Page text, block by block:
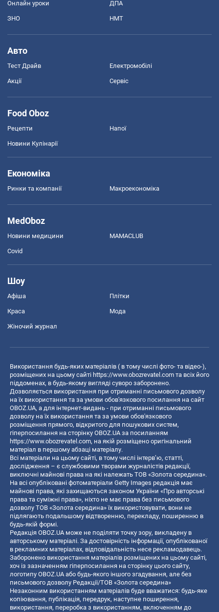
Онлайн уроки ДПА
ЗНО НМТ
Авто
Тест Драйв Електромобілі
Акції Сервіс
Food Oboz
Рецепти Напої
Новини Кулінарії
Економіка
Ринки та компанії Макроекономіка
MedOboz
Новини медицини MAMACLUB
Covid
Шоу
Афіша Плітки
Краса Мода
Жіночий журнал
Використання будь-яких матеріалів ( в тому числі фото- та відео-),
розміщених на цьому сайті https://www.obozrevatel.com та всіх його
піддоменах, в будь-якому вигляді суворо заборонено.
Дозволяється використання при отриманні письмового дозволу
на їх використання та за умови обов'язкового посилання на сайт
OBOZ.UA, а для інтернет-видань - при отриманні письмового
дозволу на їх використання та за умови обов'язкового
розміщення прямого, відкритого для пошукових систем,
гіперпосилання на сторінку OBOZ.UA за посиланням
https://www.obozrevatel.com, на якій розміщено оригінальний
матеріал в першому абзаці матеріалу.
Всі матеріали на цьому сайті, в тому числі інтерв’ю, статті,
дослідження – є службовими творами журналістів редакції,
виключні майнові права на які належать ТОВ «Золота середина».
На всі опубліковані фотоматеріали Getty Images редакція має
майнові права, які захищаються законом України «Про авторські
права та суміжні права», ніхто не має права без письмового
дозволу ТОВ «Золота середина» їх використовувати, вони не
підлягають подальшому відтворенню, перекладу, поширенню в
будь-якій формі.
Редакція OBOZ.UA може не поділяти точку зору, викладену в
авторському матеріалі. За достовірність інформації, опублікованої
в рекламних матеріалах, відповідальність несе рекламодавець.
Заборонено використання матеріалів розміщених на цьому сайті,
хоч із зазначенням гіперпосилання на сторінку цього сайту,
логотипу OBOZ.UA або будь-якого іншого згадування, але без
письмового дозволу Редакції/ТОВ «Золота середина»
Незаконним використанням матеріалів буде вважатися: будь-яке
копiювання, публiкацiя, передрук, наступне поширення,
використання, переробка з використанням, включенням до